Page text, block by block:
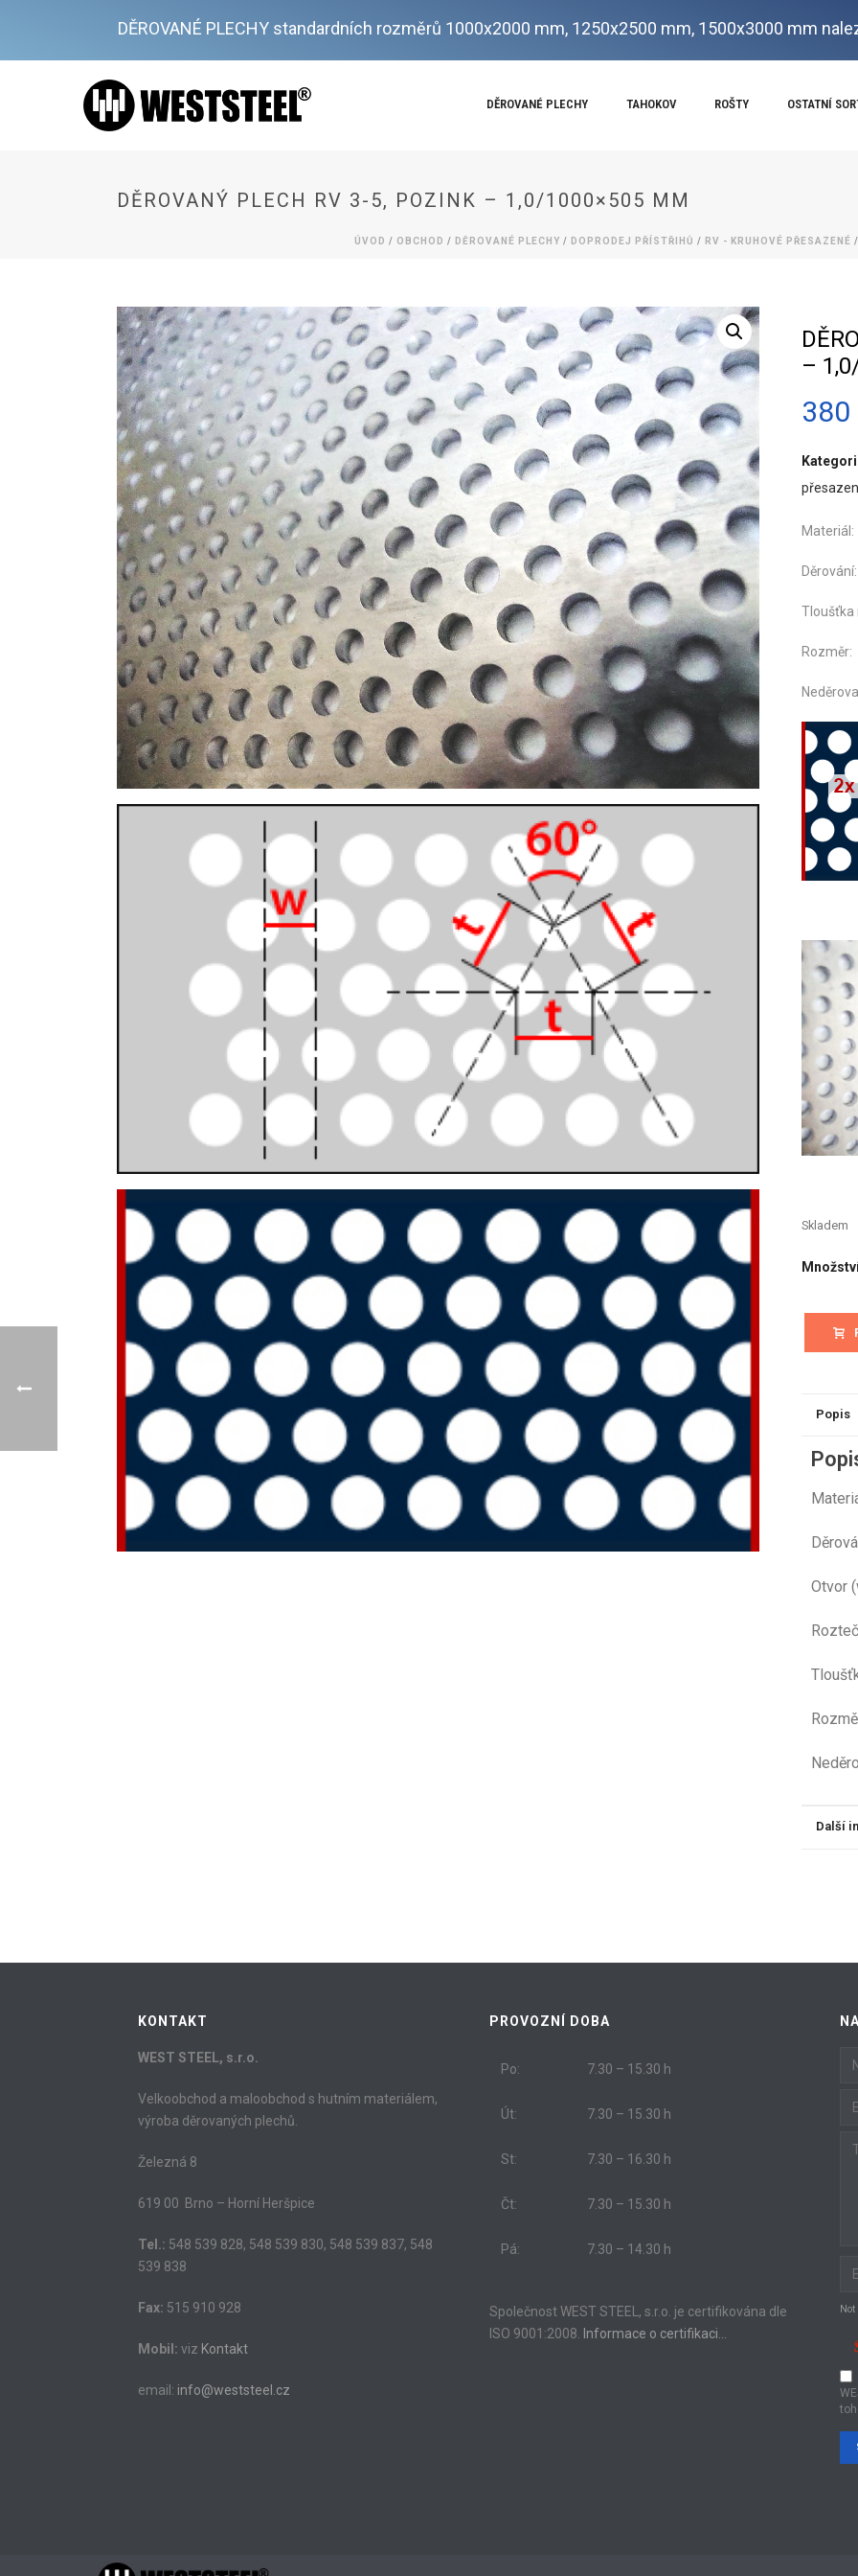
DĚROVANÉ PLECHY standardních rozměrů 1000x2000 mm, 1250x2500 mm, 1500x3000 mm
DĚROVANÉ PLECHY TAHOKOV ROŠTY OSTATNÍ
DĚROVANÝ PLECH RV 3-5, POZINK – 1,0/1000×505 MM
ÚVOD / OBCHOD / DĚROVANÉ PLECHY / DOPRODEJ PŘÍSTŘIHŮ / RV - KRUHOVÉ PŘESAZENÉ
–
380
Rozměr:
Skladem
Popis
Další
KONTAKT
WEST STEEL, s.r.o.
Velkoobchod a maloobchod s hutním materiálem,
výroba děrovaných plechů.
Železná 8
619 00 Brno – Horní Heršpice
Tel.: 548 539 828, 548 539 830, 548 539 837, 548
539 838
Fax: 515 910 928
Mobil: viz Kontakt
email: info@weststeel.cz
PROVOZNÍ DOBA
Po: 7.30 – 15.30 h
Út: 7.30 – 15.30 h
St: 7.30 – 16.30 h
Čt: 7.30 – 15.30 h
Pá: 7.30 – 14.30 h
Společnost WEST STEEL, s.r.o. je certifikována dle
ISO 9001:2008.
Informace o certifikaci…
Not